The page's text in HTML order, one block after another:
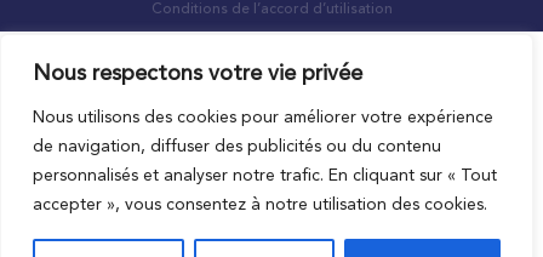
Nous respectons votre vie privée
Nous utilisons des cookies pour améliorer votre expérience
de navigation, diffuser des publicités ou du contenu
personnalisés et analyser notre trafic. En cliquant sur « Tout
accepter », vous consentez à notre utilisation des cookies.
Conditions de l’accord d’utilisation